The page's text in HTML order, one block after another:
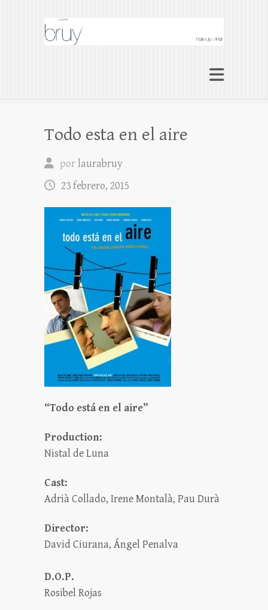
Laura Bruy Makeup
Artist Barcelona
Todo esta en el aire
porlaurabruy
23 febrero, 2015
“Todo está en el aire”
Production:
Nistal de Luna
Cast:
Adrià Collado, Irene Montalà, Pau Durà
Director:
David Ciurana, Ángel Penalva
D.O.P.
Rosibel Rojas